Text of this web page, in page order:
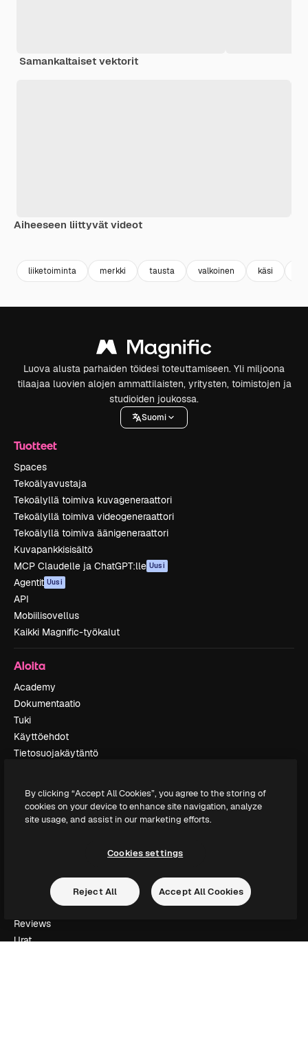
Samankaltaiset vektorit
Aiheeseen liittyvät videot
liiketoiminta merkki tausta valkoinen käsi
Luova alusta parhaiden töidesi toteuttamiseen. Yli miljoona
tilaajaa luovien alojen ammattilaisten, yritysten, toimistojen ja
studioiden joukossa.
Suomi
Tuotteet
Spaces
Tekoälyavustaja
Tekoälyllä toimiva kuvageneraattori
Tekoälyllä toimiva videogeneraattori
Tekoälyllä toimiva äänigeneraattori
Kuvapankkisisältö
MCP Claudelle ja ChatGPT:lle Uusi
Agentit Uusi
API
Mobiilisovellus
Kaikki Magnific-työkalut
Aloita
Academy
Dokumentaatio
Tuki
Käyttöehdot
Tietosuojakäytäntö
Luottamuskeskus
Kumppanit
Hinnoittelu
Tietoja meistä
Reviews
Urat
By clicking “Accept All Cookies”, you agree to the storing of
cookies on your device to enhance site navigation, analyze
site usage, and assist in our marketing efforts.
Cookies settings
Reject All Accept All Cookies